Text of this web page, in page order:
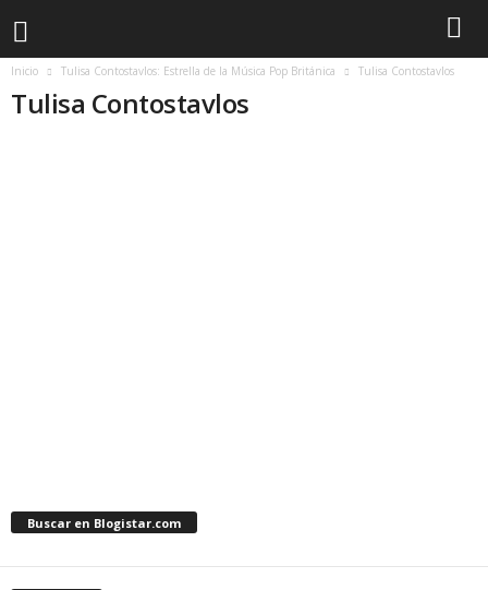
Inicio Tulisa Contostavlos: Estrella de la Música Pop Británica Tulisa Contostavlos
Tulisa Contostavlos
Buscar en Blogistar.com